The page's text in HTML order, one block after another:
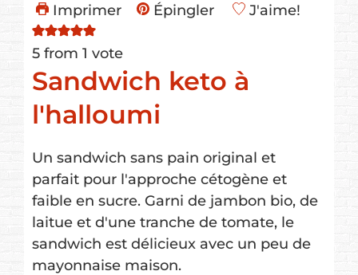
Imprimer Épingler J'aime!
5from 1 vote
Sandwich keto à
l'halloumi
Un sandwich sans pain original et
parfait pour l'approche cétogène et
faible en sucre. Garni de jambon bio, de
laitue et d'une tranche de tomate, le
sandwich est délicieux avec un peu de
mayonnaise maison.